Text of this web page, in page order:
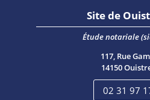
Site de
Étude notariale
117, Rue
14150
02 31 97